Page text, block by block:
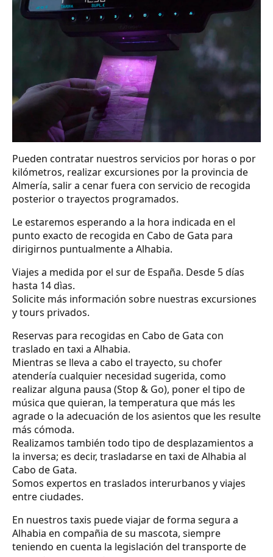
Pueden contratar nuestros servicios por horas o por
kilómetros, realizar excursiones por la provincia de
Almería, salir a cenar fuera con servicio de recogida
posterior o trayectos programados.
Le estaremos esperando a la hora indicada en el
punto exacto de recogida en Cabo de Gata para
dirigirnos puntualmente a Alhabia.
Viajes a medida por el sur de España. Desde 5 días
hasta 14 dìas.
Solicite más información sobre nuestras excursiones
y tours privados.
Reservas para recogidas en Cabo de Gata con
traslado en taxi a Alhabia.
Mientras se lleva a cabo el trayecto, su chofer
atendería cualquier necesidad sugerida, como
realizar alguna pausa (Stop & Go), poner el tipo de
música que quieran, la temperatura que más les
agrade o la adecuación de los asientos que les resulte
más cómoda.
Realizamos también todo tipo de desplazamientos a
la inversa; es decir, trasladarse en taxi de Alhabia al
Cabo de Gata.
Somos expertos en traslados interurbanos y viajes
entre ciudades.
En nuestros taxis puede viajar de forma segura a
Alhabia en compañia de su mascota, siempre
teniendo en cuenta la legislación del transporte de